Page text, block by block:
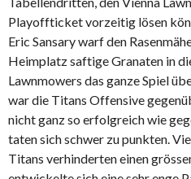
Playoffticket vorzeitig lösen
Eric Sansary warf den
Heimplatz saftige Granaten in
Lawnmowers das ganze Spiel
war die Titans Offensive
nicht ganz so erfolgreich wie
taten sich schwer zu punkten.
Titans verhinderten einen